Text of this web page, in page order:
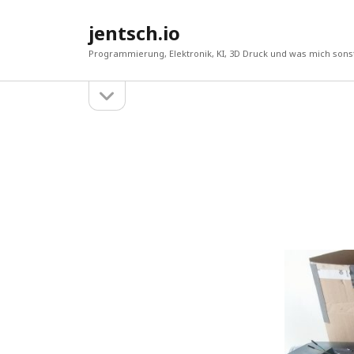
jentsch.io
Programmierung, Elektronik, KI, 3D Druck und was mich
öffnen